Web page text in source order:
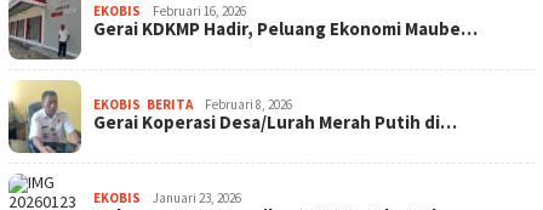
EKOBIS Februari 16, 2026
Gerai KDKMP Hadir, Peluang Ekonomi Maube…
EKOBIS BERITA Februari 8, 2026
Gerai Koperasi Desa/Lurah Merah Putih di…
EKOBIS Januari 23, 2026